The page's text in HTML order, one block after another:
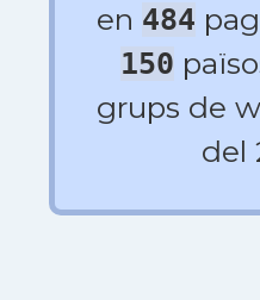
en 484
150
grups de
del